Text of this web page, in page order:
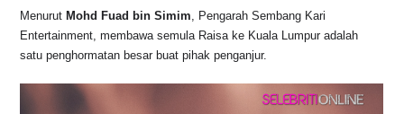
Menurut Mohd Fuad bin Simim, Pengarah Sembang Kari
Entertainment, membawa semula Raisa ke Kuala Lumpur adalah
satu penghormatan besar buat pihak penganjur.